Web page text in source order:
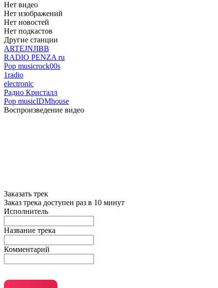
Нет видео
Нет изображений
Нет новостей
Нет подкастов
Другие станции
ARTEJNJIBB
RADIO PENZA ru
Pop musicrock00s
1radio
electronic
Радио Кристалл
Pop musicIDMhouse
Воспроизведение видео
Заказать трек
Заказ трека доступен раз в 10 минут
Исполнитель
Название трека
Комментарий